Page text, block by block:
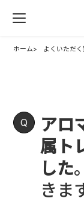
ホーム よくいただく
アロ
属ト
した
きま